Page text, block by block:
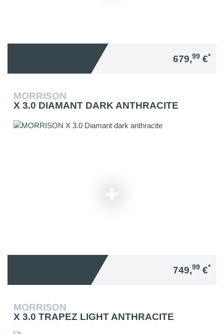
679,99 €*
MORRISON
X 3.0 DIAMANT DARK ANTHRACITE
749,99 €*
MORRISON
X 3.0 TRAPEZ LIGHT ANTHRACITE